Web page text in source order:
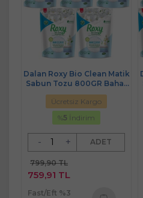
Dalan Roxy Bio Clean Matik
Sabun Tozu 800GR Bahar
Çiçekleri (5 Li Set) (130
Yıkama)
Ücretsiz Kargo
%5 İndirim
- + ADET
799,90 TL
759,91 TL
Fast/Eft %3